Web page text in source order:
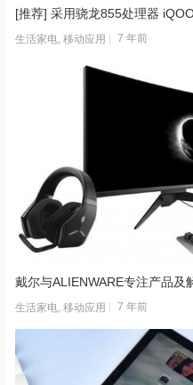
[推荐] 采用骁龙855处理器
生活家电,移动应用 7 年前
生活家电,移动应用 7 年前